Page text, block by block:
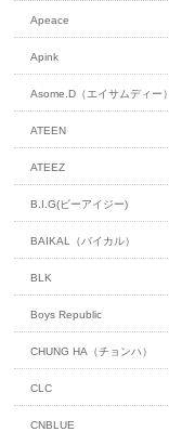
Apeace
Apink
Asome.D（エイサムディー）
ATEEN
ATEEZ
B.I.G(ビーアイジー)
BAIKAL（バイカル）
BLK
Boys Republic
CHUNG HA（チョンハ）
CLC
CNBLUE